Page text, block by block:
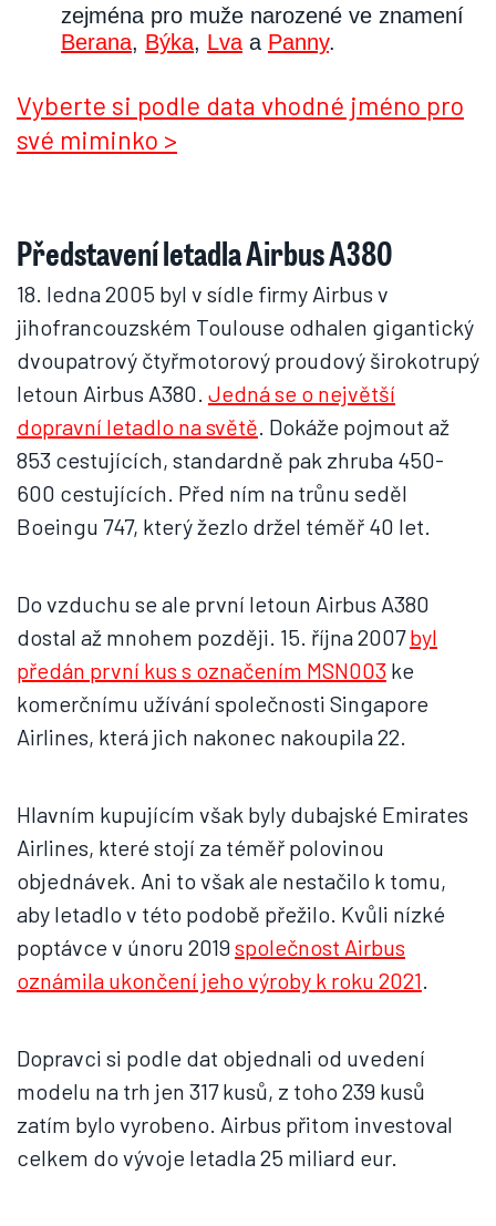
zejména pro muže narozené ve znamení
Berana, Býka, Lva a Panny.
Vyberte si podle data vhodné jméno pro
své miminko >
Představení letadla Airbus A380
18. ledna 2005 byl v sídle firmy Airbus v
jihofrancouzském Toulouse odhalen gigantický
dvoupatrový čtyřmotorový proudový širokotrupý
letoun Airbus A380. Jedná se o největší
dopravní letadlo na světě . Dokáže pojmout až
853 cestujících, standardně pak zhruba 450-
600 cestujících. Před ním na trůnu seděl
Boeingu 747, který žezlo držel téměř 40 let.
Do vzduchu se ale první letoun Airbus A380
dostal až mnohem později. 15. října 2007byl
předán první kus s označením MSN003 ke
komerčnímu užívání společnosti Singapore
Airlines, která jich nakonec nakoupila 22.
Hlavním kupujícím však byly dubajské Emirates
Airlines, které stojí za téměř polovinou
objednávek. Ani to však ale nestačilo k tomu,
aby letadlo v této podobě přežilo. Kvůli nízké
poptávce v únoru 2019společnost Airbus
oznámila ukončení jeho výroby k roku 2021
Dopravci si podle dat objednali od uvedení
modelu na trh jen 317 kusů, z toho 239 kusů
zatím bylo vyrobeno. Airbus přitom investoval
celkem do vývoje letadla 25 miliard eur.